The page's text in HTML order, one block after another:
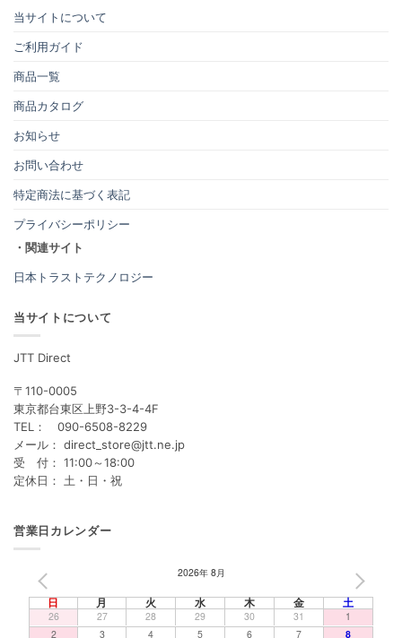
当サイトについて
ご利用ガイド
商品一覧
商品カタログ
お知らせ
お問い合わせ
特定商法に基づく表記
プライバシーポリシー
・関連サイト
日本トラストテクノロジー
当サイトについて
JTT Direct
〒110-0005
東京都台東区上野3-3-4-4F
TEL： 090-6508-8229
メール： direct_store@jtt.ne.jp
受 付： 11:00～18:00
定休日： 土・日・祝
営業日カレンダー
2026年 8月
日 月 火 水 木 金 土
26 27 28 29 30 31
1
2
3 4 5 6 7 8